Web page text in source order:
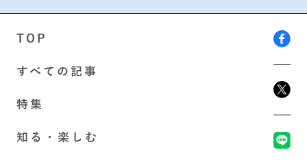
TOP
すべての記事
特集
知る・楽しむ